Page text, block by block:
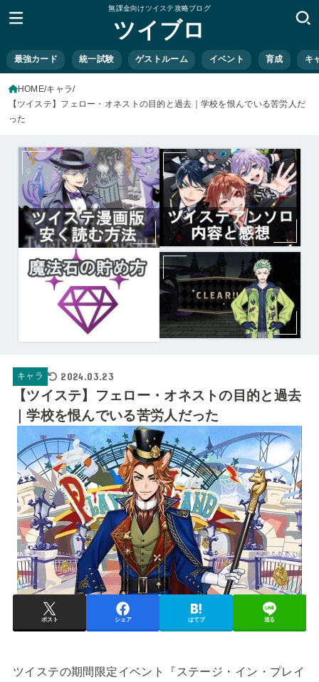
無課金向けツイステ攻略ブログ
ツイブロ
最強カード 統一試験 ゲストルーム イベント 育成 キ
HOME キャラ
【ツイステ】フェロー・オネストの目的と過去｜学校を恨んでいる苦労人だ
った
キャラ 2024.03.23
【ツイステ】フェロー・オネストの目的と過去
｜学校を恨んでいる苦労人だった
ポスト シェア はてブ 送る
ツイステの期間限定イベント『ステージ・イン・プレイ